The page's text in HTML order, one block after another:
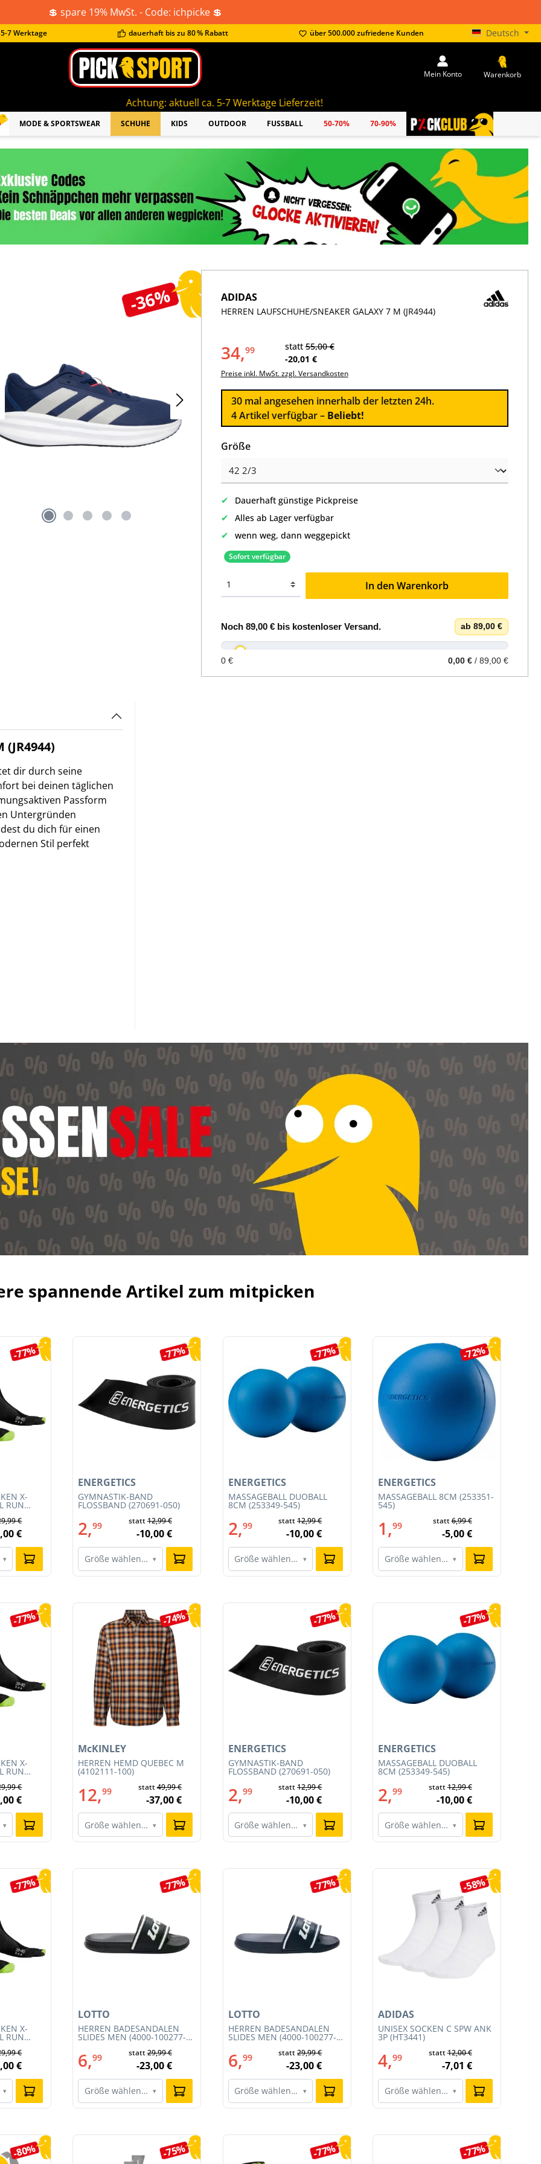
💲 spare 19% MwSt. - Code: ichpicke 💲
7 Werktage dauerhaft bis zu 80 % Rabatt über 500.000 zufriedene Kunden Deutsch
Achtung: aktuell ca. 5-7 Werktage Lieferzeit!
Mein Konto Warenkorb
MODE & SPORTSWEAR SCHUHE KIDS OUTDOOR FUSSBALL 50-70% 70-90% PICKCLUB
-36%
ADIDAS
HERREN LAUFSCHUHE/SNEAKER GALAXY 7 M (JR4944)
34,99 statt55,00 €
-20,01 €
Preise inkl. MwSt. zzgl. Versandkosten
30mal angesehen innerhalb der letzten 24h.
4 Artikel verfügbar – Beliebt!
Größeauswählen
✔ Dauerhaft günstige Pickpreise
✔ Alles ab Lager verfügbar
✔ wenn weg, dann weggepickt
Sofort verfügbar
In den Warenkorb
Noch 89,00 €bis kostenloser Versand. ab 89,00 €
0 € 0,00 € / 89,00 €
(JR4944)
dir durch seine
bei deinen täglichen
Passform
Untergründen
du dich für einen
Stil perfekt
spannende Artikel zum mitpicken
-77%
X-
RUN
€
€
▾
-77%
GYMNASTIK-BAND
FLOSSBAND (270691-050)
ENERGETICS
2,99 statt12,99 €
-10,00 €
Größe wählen… ▾
-77%
MASSAGEBALL DUOBALL
8CM (253349-545)
ENERGETICS
2,99 statt12,99 €
-10,00 €
Größe wählen… ▾
-72%
MASSAGEBALL 8CM (253351-
545)
ENERGETICS
1,99 statt6,99 €
-5,00 €
Größe wählen… ▾
-77%
X-
RUN
€
€
▾
-74%
HERREN HEMD QUEBEC M
(4102111-100)
McKINLEY
12,99 statt49,99 €
-37,00 €
Größe wählen… ▾
-77%
GYMNASTIK-BAND
FLOSSBAND (270691-050)
ENERGETICS
2,99 statt12,99 €
-10,00 €
Größe wählen… ▾
-77%
MASSAGEBALL DUOBALL
8CM (253349-545)
ENERGETICS
2,99 statt12,99 €
-10,00 €
Größe wählen… ▾
-77%
X-
RUN
€
€
▾
-77%
HERREN BADESANDALEN
SLIDES MEN (4000-100277-
LOTTO
6,99 statt29,99 €
-23,00 €
Größe wählen… ▾
-77%
HERREN BADESANDALEN
SLIDES MEN (4000-100277-
LOTTO
6,99 statt29,99 €
-23,00 €
Größe wählen… ▾
-58%
UNISEX SOCKEN C SPW ANK
3P (HT3441)
ADIDAS
4,99 statt12,00 €
-7,01 €
Größe wählen… ▾
-80% -75% -77% -77%